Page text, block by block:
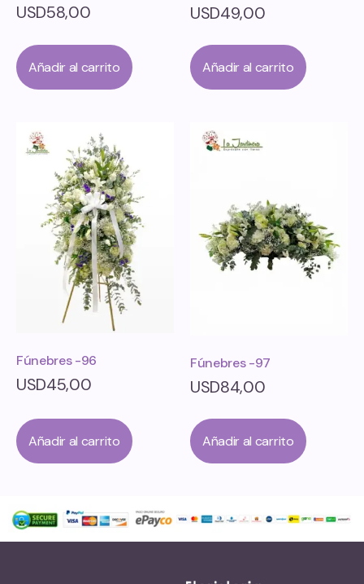
USD58,00
Añadir al carrito
USD49,00
Añadir al carrito
Fúnebres -96
USD45,00
Añadir al carrito
Fúnebres -97
USD84,00
Añadir al carrito